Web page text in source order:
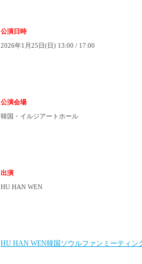
公演日時
2026年1月25日(日) 13:00 / 17:00
公演会場
韓国・イルジアートホール
出演
HU HAN WEN
HU HAN WEN韓国ソウルファンミーティン